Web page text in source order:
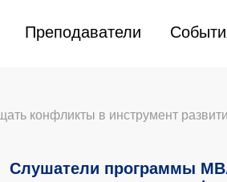
Преподаватели
Преподаватели
Слушатели программы
конфликты в инструмент